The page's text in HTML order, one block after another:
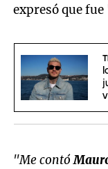
expresó que
"Me contó